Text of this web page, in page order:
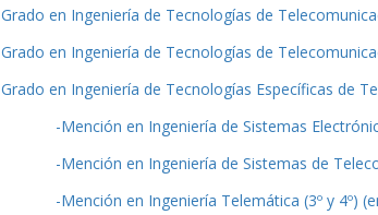
Grado en Ingeniería de Tecnologías de
Grado en Ingeniería de Tecnologías de
Grado en Ingeniería de Tecnologías Específicas de
-Mención en Ingeniería de Sistemas
-Mención en Ingeniería de Sistemas de
-Mención en Ingeniería Telemática (3º y 4º)